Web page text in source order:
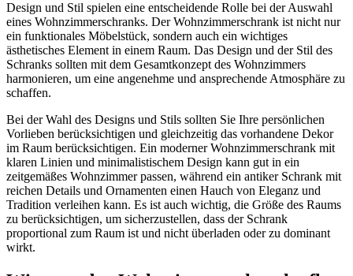
Design und Stil spielen eine entscheidende Rolle bei der Auswahl
eines Wohnzimmerschranks. Der Wohnzimmerschrank ist nicht nur
ein funktionales Möbelstück, sondern auch ein wichtiges
ästhetisches Element in einem Raum. Das Design und der Stil des
Schranks sollten mit dem Gesamtkonzept des Wohnzimmers
harmonieren, um eine angenehme und ansprechende Atmosphäre zu
schaffen.
Bei der Wahl des Designs und Stils sollten Sie Ihre persönlichen
Vorlieben berücksichtigen und gleichzeitig das vorhandene Dekor
im Raum berücksichtigen. Ein moderner Wohnzimmerschrank mit
klaren Linien und minimalistischem Design kann gut in ein
zeitgemäßes Wohnzimmer passen, während ein antiker Schrank mit
reichen Details und Ornamenten einen Hauch von Eleganz und
Tradition verleihen kann. Es ist auch wichtig, die Größe des Raums
zu berücksichtigen, um sicherzustellen, dass der Schrank
proportional zum Raum ist und nicht überladen oder zu dominant
wirkt.